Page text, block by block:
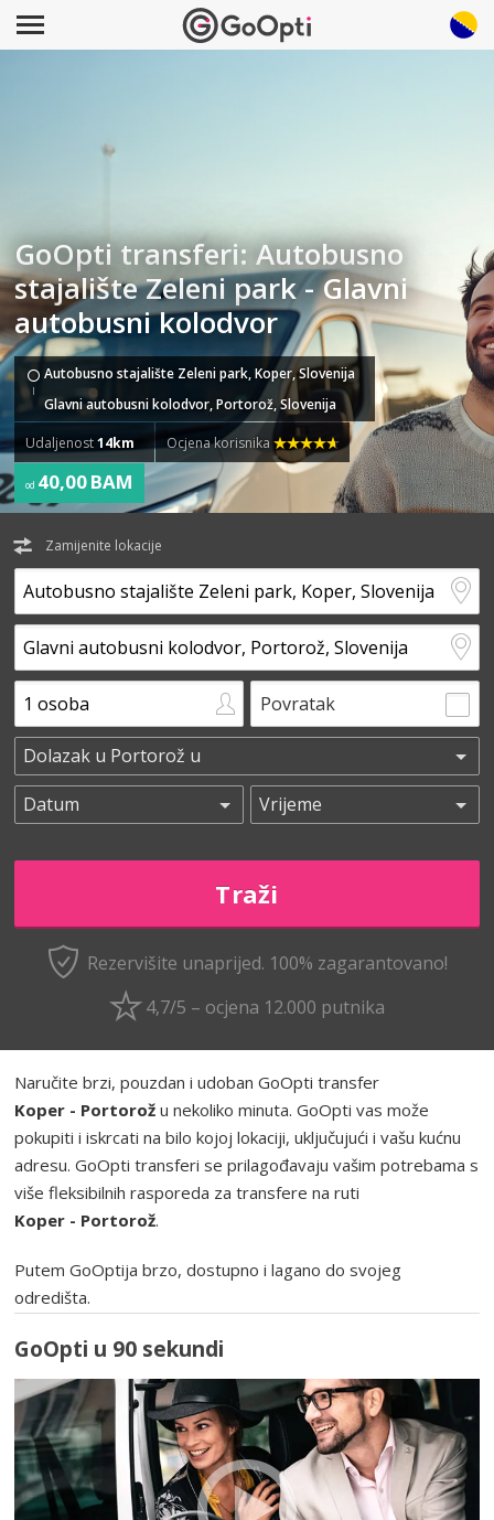
GoOpti transferi: Autobusno
stajalište Zeleni park - Glavni
autobusni kolodvor
Autobusno stajalište Zeleni park, Koper, Slovenija
Glavni autobusni kolodvor, Portorož, Slovenija
Udaljenost14km Ocjena korisnika
od 40,00 BAM
Zamijenite lokacije
Povratak
Rezervišite unaprijed. 100% zagarantovano!
4,7/5 – ocjena 12.000 putnika
Naručite brzi, pouzdan i udoban GoOpti transfer
Koper - Portorož u nekoliko minuta. GoOpti vas može
pokupiti i iskrcati na bilo kojoj lokaciji, uključujući i vašu kućnu
adresu. GoOpti transferi se prilagođavaju vašim potrebama s
više fleksibilnih rasporeda za transfere na ruti
Koper - Portorož.
Putem GoOptija brzo, dostupno i lagano do svojeg
odredišta.
GoOpti u 90 sekundi